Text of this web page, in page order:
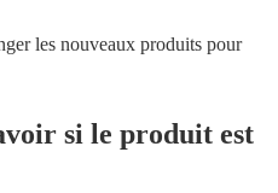
les nouveaux produits pour
si le produit est